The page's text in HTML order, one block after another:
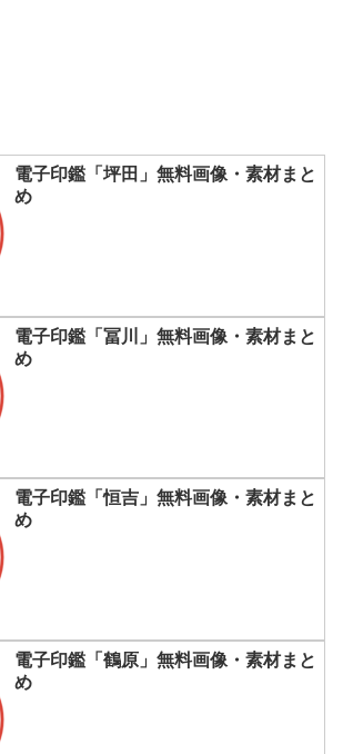
電子印鑑「坪田」無料画像・素材まと
め
電子印鑑「冨川」無料画像・素材まと
め
電子印鑑「恒吉」無料画像・素材まと
め
電子印鑑「鶴原」無料画像・素材まと
め